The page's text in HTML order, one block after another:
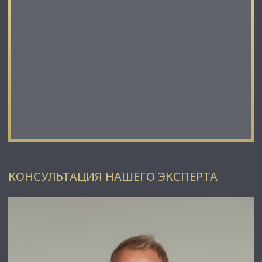
КОНСУЛЬТАЦИЯ НАШЕГО ЭКСПЕРТА